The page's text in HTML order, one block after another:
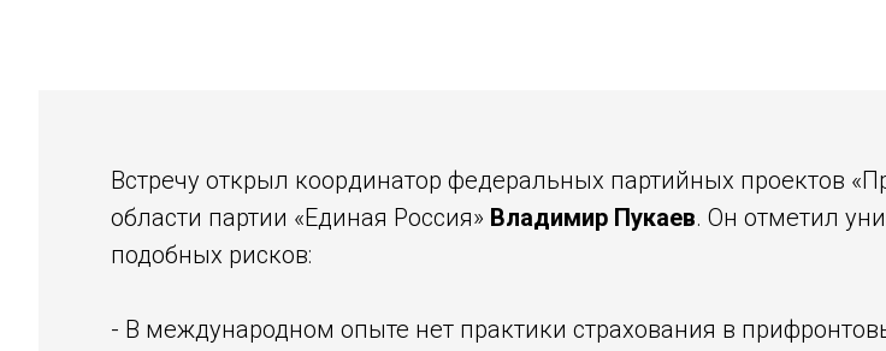
Встречу открыл координатор федеральных партийных проектов
области партии «Единая Россия» Владимир Пукаев. Он отметил
подобных рисков:
- В международном опыте нет практики страхования в